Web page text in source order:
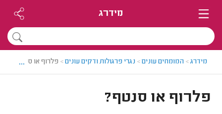
מידרג
מידרג> המומחים עונים> נגרי פרגולות ודקים עונים> פלרוף או סנטף?
...
פלרוף או סנטף?